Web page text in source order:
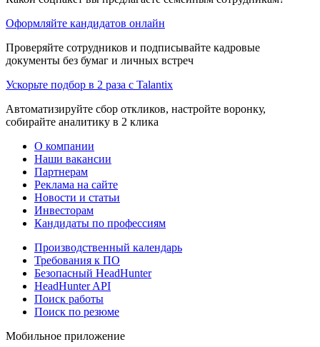
Оформляйте кандидатов онлайн
Проверяйте сотрудников и подписывайте кадровые
документы без бумаг и личных встреч
Ускорьте подбор в 2 раза с Talantix
Автоматизируйте сбор откликов, настройте воронку,
собирайте аналитику в 2 клика
О компании
Наши вакансии
Партнерам
Реклама на сайте
Новости и статьи
Инвесторам
Кандидаты по профессиям
Производственный календарь
Требования к ПО
Безопасный HeadHunter
HeadHunter API
Поиск работы
Поиск по резюме
Мобильное приложение